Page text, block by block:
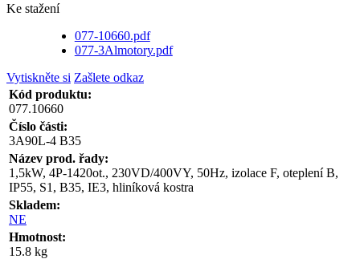
Ke stažení
077-10660.pdf
077-3Almotory.pdf
Vytiskněte si Zašlete odkaz
Kód produktu:
077.10660
Číslo části:
3A90L-4 B35
Název prod. řady:
1,5kW, 4P-1420ot., 230VD/400VY, 50Hz, izolace F, oteplení B,
IP55, S1, B35, IE3, hliníková kostra
Skladem:
NE
Hmotnost:
15.8 kg